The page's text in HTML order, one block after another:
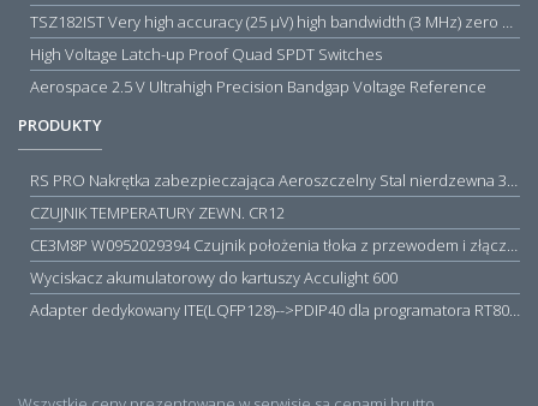
TSZ182IST Very high accuracy (25 µV) high bandwidth (3 MHz) zero drift 5 V operational amplifiers
High Voltage Latch-up Proof Quad SPDT Switches
Aerospace 2.5 V Ultrahigh Precision Bandgap Voltage Reference
PRODUKTY
RS PRO Nakrętka zabezpieczająca Aeroszczelny Stal nierdzewna 316 Zwykłe
CZUJNIK TEMPERATURY ZEWN. CR12
CE3M8P W0952029394 Czujnik położenia tłoka z przewodem i złączem M8, PNP NO, 10...30VDC, 100mA, METALWORK, METAL WORK jak MZT1-0
Wyciskacz akumulatorowy do kartuszy Acculight 600
Adapter dedykowany ITE(LQFP128)-->PDIP40 dla programatora RT809H/RT809F (simple)